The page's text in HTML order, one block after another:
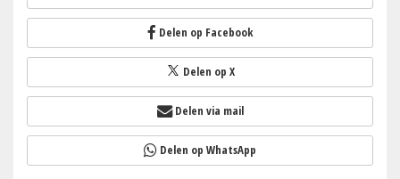
Delen op Facebook
Delen op X
Delen via mail
Delen op WhatsApp